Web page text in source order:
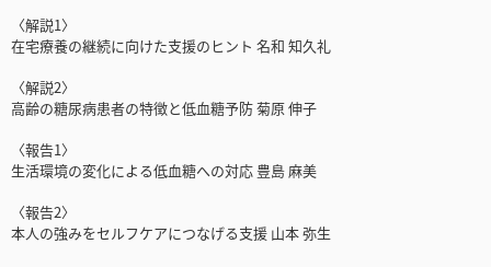
〈解説1〉
在宅療養の継続に向けた支援のヒント 名和 知久礼
〈解説2〉
高齢の糖尿病患者の特徴と低血糖予防 菊原 伸子
〈報告1〉
生活環境の変化による低血糖への対応 豊島 麻美
〈報告2〉
本人の強みをセルフケアにつなげる支援 山本 弥生